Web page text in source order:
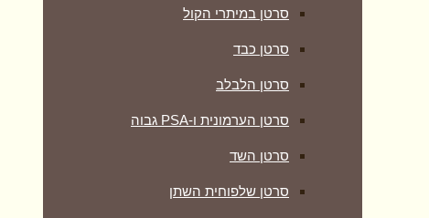
סרטן במיתרי הקול
סרטן כבד
סרטן הלבלב
סרטן הערמונית ו-PSA גבוה
סרטן השד
סרטן שלפוחית השתן